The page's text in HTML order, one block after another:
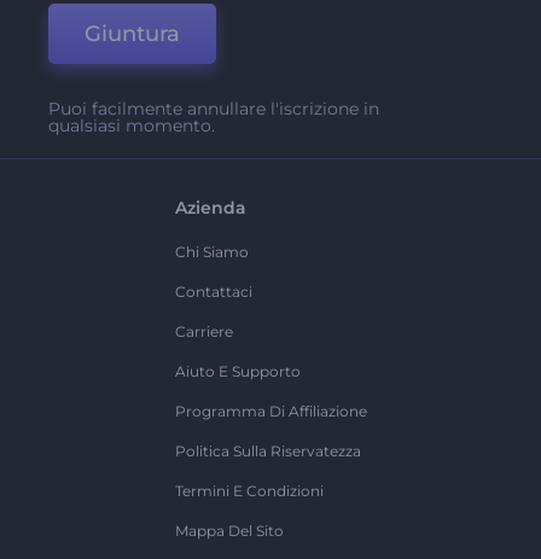
Giuntura
Puoi facilmente annullare l'iscrizione in
qualsiasi momento.
Azienda
Chi Siamo
Contattaci
Carriere
Aiuto E Supporto
Programma Di Affiliazione
Politica Sulla Riservatezza
Termini E Condizioni
Mappa Del Sito